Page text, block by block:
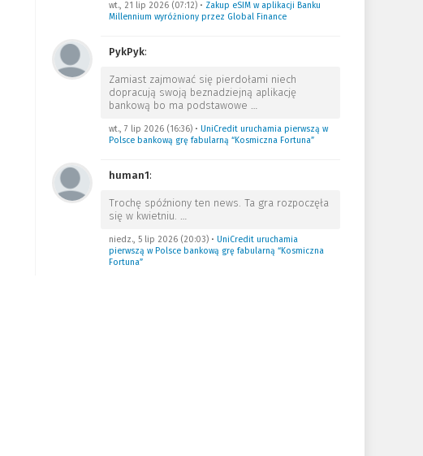
wt., 21 lip 2026 (07:12)• Zakup eSIM w aplikacji Banku
Millennium wyróżniony przez Global Finance
PykPyk:
Zamiast zajmować się pierdołami niech
dopracują swoją beznadziejną aplikację
bankową bo ma podstawowe …
wt., 7 lip 2026 (16:36)• UniCredit uruchamia pierwszą w
Polsce bankową grę fabularną “Kosmiczna Fortuna”
human1:
Trochę spóźniony ten news. Ta gra rozpoczęła
się w kwietniu. …
niedz., 5 lip 2026 (20:03)• UniCredit uruchamia
pierwszą w Polsce bankową grę fabularną “Kosmiczna
Fortuna”